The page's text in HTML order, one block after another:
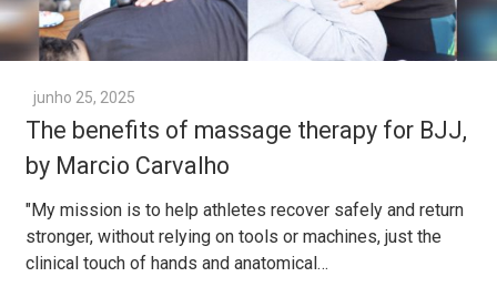
junho 25, 2025
The benefits of massage therapy for BJJ,
by Marcio Carvalho
"My mission is to help athletes recover safely and return
stronger, without relying on tools or machines, just the
clinical touch of hands and anatomical…